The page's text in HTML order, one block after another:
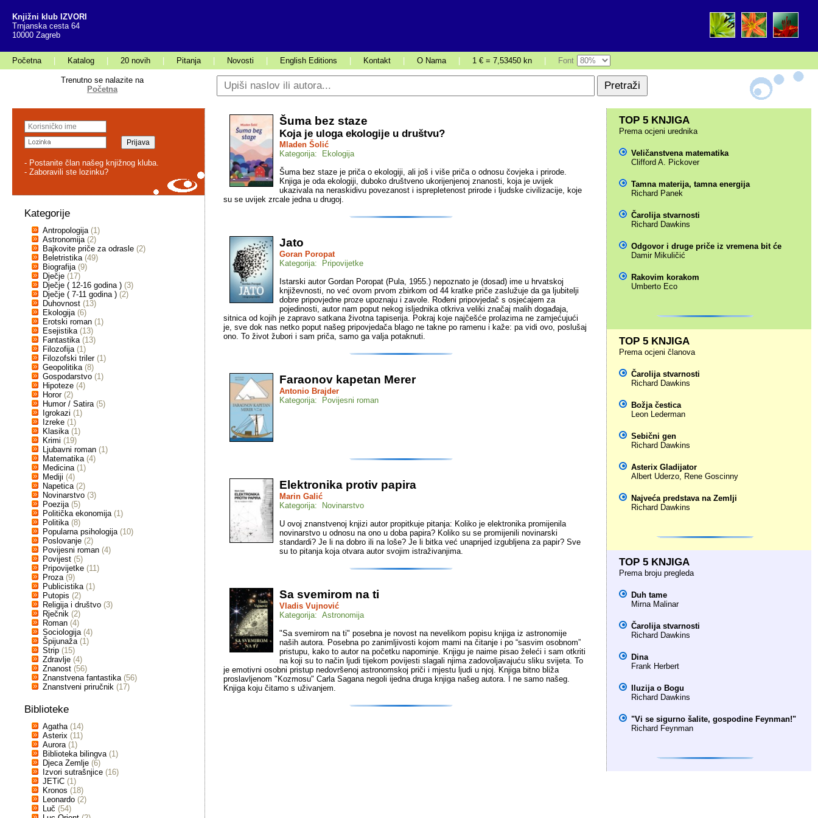
Knjižni klub IZVORI
Trnjanska cesta 64
10000 Zagreb
Početna Katalog 20 novih Pitanja Novosti English Editions Kontakt O Nama 1 € = 7,53450 kn Font
Trenutno se nalazite na
Početna
- Postanite član našeg knjižnog kluba.
- Zaboravili ste lozinku?
Kategorije
Antropologija (1)
Astronomija (2)
Bajkovite priče za odrasle (2)
Beletristika (49)
Biografija (9)
Dječje (17)
Dječje ( 12-16 godina ) (3)
Dječje ( 7-11 godina ) (2)
Duhovnost (13)
Ekologija (6)
Erotski roman (1)
Esejistika (13)
Fantastika (13)
Filozofija (1)
Filozofski triler (1)
Geopolitika (8)
Gospodarstvo (1)
Hipoteze (4)
Horor (2)
Humor / Satira (5)
Igrokazi (1)
Izreke (1)
Klasika (1)
Krimi (19)
Ljubavni roman (1)
Matematika (4)
Medicina (1)
Mediji (4)
Napetica (2)
Novinarstvo (3)
Poezija (5)
Politička ekonomija (1)
Politika (8)
Popularna psihologija (10)
Poslovanje (2)
Povijesni roman (4)
Povijest (5)
Pripovijetke (11)
Proza (9)
Publicistika (1)
Putopis (2)
Religija i društvo (3)
Rječnik (2)
Roman (4)
Sociologija (4)
Špijunaža (1)
Strip (15)
Zdravlje (4)
Znanost (56)
Znanstvena fantastika (56)
Znanstveni priručnik (17)
Biblioteke
Agatha (14)
Asterix (11)
Aurora (1)
Biblioteka bilingva (1)
Djeca Zemlje (6)
Izvori sutrašnjice (16)
JETiC (1)
Kronos (18)
Leonardo (2)
Luč (54)
Šuma bez staze
Koja je uloga ekologije u društvu?
Mladen Šolić
Kategorija: Ekologija
Šuma bez staze je priča o ekologiji, ali još i više priča o odnosu čovjeka i prirode.
Knjiga je oda ekologiji, duboko društveno ukorijenjenoj znanosti, koja je uvijek
ukazivala na neraskidivu povezanost i isprepletenost prirode i ljudske civilizacije, koje
su se uvijek zrcale jedna u drugoj.
Jato
Goran Poropat
Kategorija: Pripovijetke
Istarski autor Gordan Poropat (Pula, 1955.) nepoznato je (dosad) ime u hrvatskoj
književnosti, no već ovom prvom zbirkom od 44 kratke priče zaslužuje da ga ljubitelji
dobre pripovjedne proze upoznaju i zavole. Rođeni pripovjedač s osjećajem za
pojedinosti, autor nam poput nekog isljednika otkriva veliki značaj malih događaja,
sitnica od kojih je zapravo satkana životna tapiserija. Pokraj koje najčešće prolazima ne zamjećujući
je, sve dok nas netko poput našeg pripovjedača blago ne takne po ramenu i kaže: pa vidi ovo, poslušaj
ono. To život žubori i sam priča, samo ga valja potaknuti.
Faraonov kapetan Merer
Antonio Brajder
Kategorija: Povijesni roman
Elektronika protiv papira
Marin Galić
Kategorija: Novinarstvo
U ovoj znanstvenoj knjizi autor propitkuje pitanja: Koliko je elektronika promijenila
novinarstvo u odnosu na ono u doba papira? Koliko su se promijenili novinarski
standardi? Je li na dobro ili na loše? Je li bitka već unaprijed izgubljena za papir? Sve
su to pitanja koja otvara autor svojim istraživanjima.
Sa svemirom na ti
Vladis Vujnović
Kategorija: Astronomija
"Sa svemirom na ti" posebna je novost na nevelikom popisu knjiga iz astronomije
naših autora. Posebna po zanimljivosti kojom mami na čitanje i po “sasvim osobnom”
pristupu, kako to autor na početku napominje. Knjigu je naime pisao želeći i sam otkriti
na koji su to način ljudi tijekom povijesti slagali njima zadovoljavajuću sliku svijeta. To
je emotivni osobni pristup nedovršenoj astronomskoj priči i mjestu ljudi u njoj. Knjiga bitno bliža
proslavljenom "Kozmosu" Carla Sagana negoli ijedna druga knjiga našeg autora. I ne samo našeg.
Knjiga koju čitamo s uživanjem.
TOP 5 KNJIGA
Prema ocjeni urednika
Veličanstvena matematika
Clifford A. Pickover
Tamna materija, tamna energija
Richard Panek
Čarolija stvarnosti
Richard Dawkins
Odgovor i druge priče iz vremena bit će
Damir Mikuličić
Rakovim korakom
Umberto Eco
TOP 5 KNJIGA
Prema ocjeni članova
Čarolija stvarnosti
Richard Dawkins
Božja čestica
Leon Lederman
Sebični gen
Richard Dawkins
Asterix Gladijator
Albert Uderzo, Rene Goscinny
Najveća predstava na Zemlji
Richard Dawkins
TOP 5 KNJIGA
Prema broju pregleda
Duh tame
Mirna Malinar
Čarolija stvarnosti
Richard Dawkins
Dina
Frank Herbert
Iluzija o Bogu
Richard Dawkins
"Vi se sigurno šalite, gospodine Feynman!"
Richard Feynman